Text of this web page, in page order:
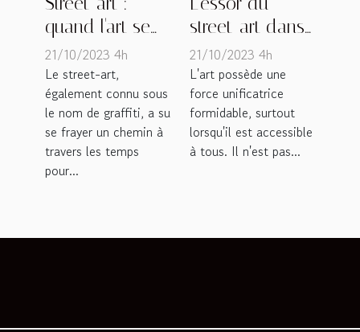
quand l'art se
démocratise
21/10/2023 4h
Le street-art,
également connu sous
le nom de graffiti, a su
se frayer un chemin à
travers les temps
pour...
street-art dans
les métropoles
françaises
21/10/2023 4h
L'art possède une
force unificatrice
formidable, surtout
lorsqu'il est accessible
à tous. Il n'est pas...